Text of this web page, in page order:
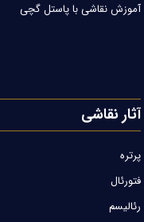
آموزش نقاشی با پاستل گچی
آثار نقاشی
پرتره
فتورئال
رئالیسم